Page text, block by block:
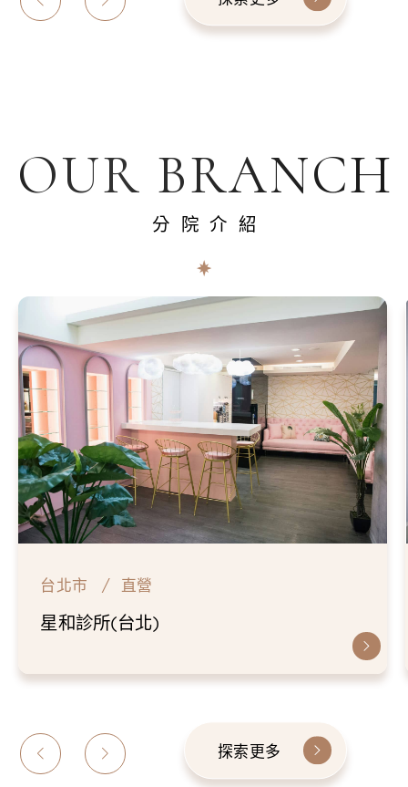
OUR BRANCH
分院介紹
台北市 直營
星和診所(台北)
探索更多